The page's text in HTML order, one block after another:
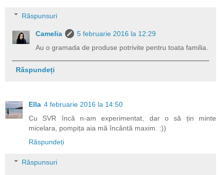
Răspunsuri
Camelia
5 februarie 2016 la 12:29
Au o gramada de produse potrivite pentru toata familia.
Răspundeți
Ella 4 februarie 2016 la 14:50
Cu SVR încă n-am experimentat, dar o să țin minte
micelara, pompița aia mă încântă maxim. :))
Răspundeți
Răspunsuri